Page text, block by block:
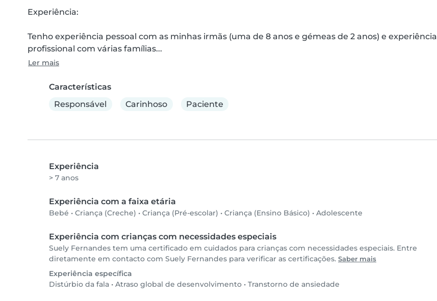
Experiência:
Tenho experiência pessoal com as minhas irmãs (uma de 8 anos e gémeas de 2 anos) e experiência
profissional com várias famílias...
Ler mais
Características
Responsável
Carinhoso Paciente
Experiência
> 7 anos
Experiência com a faixa etária
Bebé • Criança (Creche) • Criança (Pré-escolar) • Criança (Ensino Básico) • Adolescente
Experiência com crianças com necessidades especiais
Suely Fernandes tem uma certificado em cuidados para crianças com necessidades especiais. Entre
diretamente em contacto com Suely Fernandes para verificar as certificações. Saber mais
Experiência específica
Distúrbio da fala • Atraso global de desenvolvimento • Transtorno de ansiedade